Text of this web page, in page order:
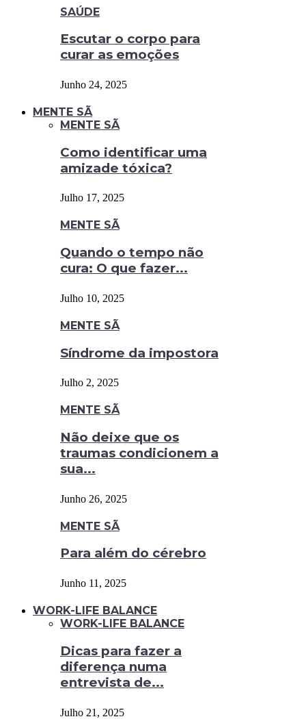
SAÚDE
Escutar o corpo para
curar as emoções
Junho 24, 2025
MENTE SÃ
MENTE SÃ
Como identificar uma
amizade tóxica?
Julho 17, 2025
MENTE SÃ
Quando o tempo não
cura: O que fazer...
Julho 10, 2025
MENTE SÃ
Síndrome da impostora
Julho 2, 2025
MENTE SÃ
Não deixe que os
traumas condicionem a
sua...
Junho 26, 2025
MENTE SÃ
Para além do cérebro
Junho 11, 2025
WORK-LIFE BALANCE
WORK-LIFE BALANCE
Dicas para fazer a
diferença numa
entrevista de...
Julho 21, 2025